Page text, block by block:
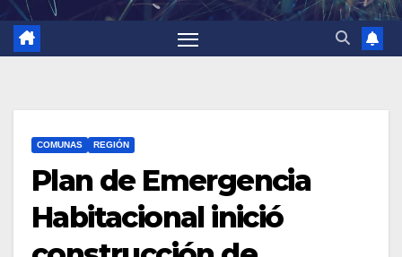
COMUNAS REGIÓN
Plan de Emergencia
Habitacional inició